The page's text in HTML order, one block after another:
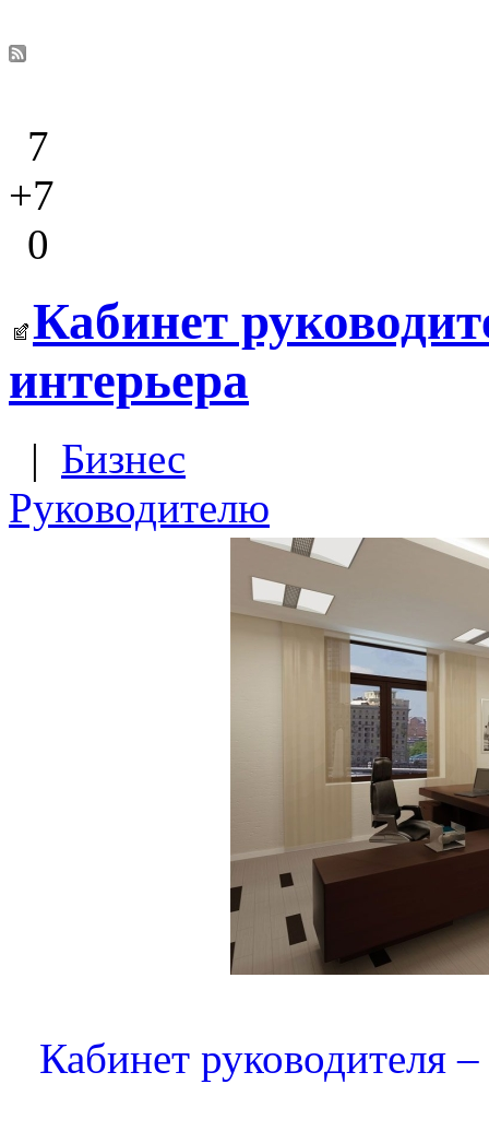
7
+7
0
Кабинет
интерьера
| Бизнес
Руководителю
Кабинет руководителя